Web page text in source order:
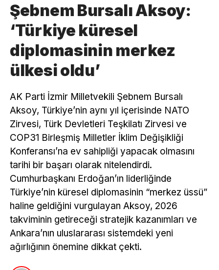
Şebnem Bursalı Aksoy:
‘Türkiye küresel
diplomasinin merkez
ülkesi oldu’
AK Parti İzmir Milletvekili Şebnem Bursalı
Aksoy, Türkiye’nin aynı yıl içerisinde NATO
Zirvesi, Türk Devletleri Teşkilatı Zirvesi ve
COP31 Birleşmiş Milletler İklim Değişikliği
Konferansı’na ev sahipliği yapacak olmasını
tarihi bir başarı olarak nitelendirdi.
Cumhurbaşkanı Erdoğan’ın liderliğinde
Türkiye’nin küresel diplomasinin “merkez üssü”
haline geldiğini vurgulayan Aksoy, 2026
takviminin getireceği stratejik kazanımları ve
Ankara’nın uluslararası sistemdeki yeni
ağırlığının önemine dikkat çekti.